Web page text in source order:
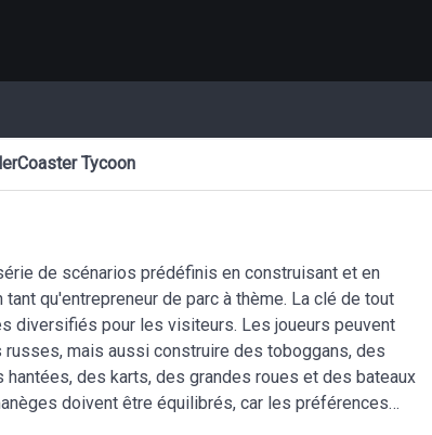
Tycoon
de scénarios prédéfinis en construisant et en
qu'entrepreneur de parc à thème. La clé de tout
diversifiés pour les visiteurs. Les joueurs peuvent
mais aussi construire des toboggans, des
des karts, des grandes roues et des bateaux
doivent être équilibrés, car les préférences